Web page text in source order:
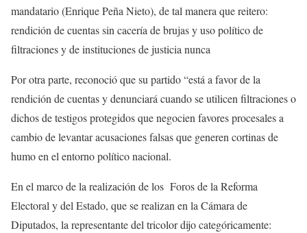
mandatario (Enrique Peña Nieto), de tal manera que reitero:
rendición de cuentas sin cacería de brujas y uso político de
filtraciones y de instituciones de justicia nunca
Por otra parte, reconoció que su partido “está a favor de la
rendición de cuentas y denunciará cuando se utilicen filtraciones o
dichos de testigos protegidos que negocien favores procesales a
cambio de levantar acusaciones falsas que generen cortinas de
humo en el entorno político nacional.
En el marco de la realización de los Foros de la Reforma
Electoral y del Estado, que se realizan en la Cámara de
Diputados, la representante del tricolor dijo categóricamente: